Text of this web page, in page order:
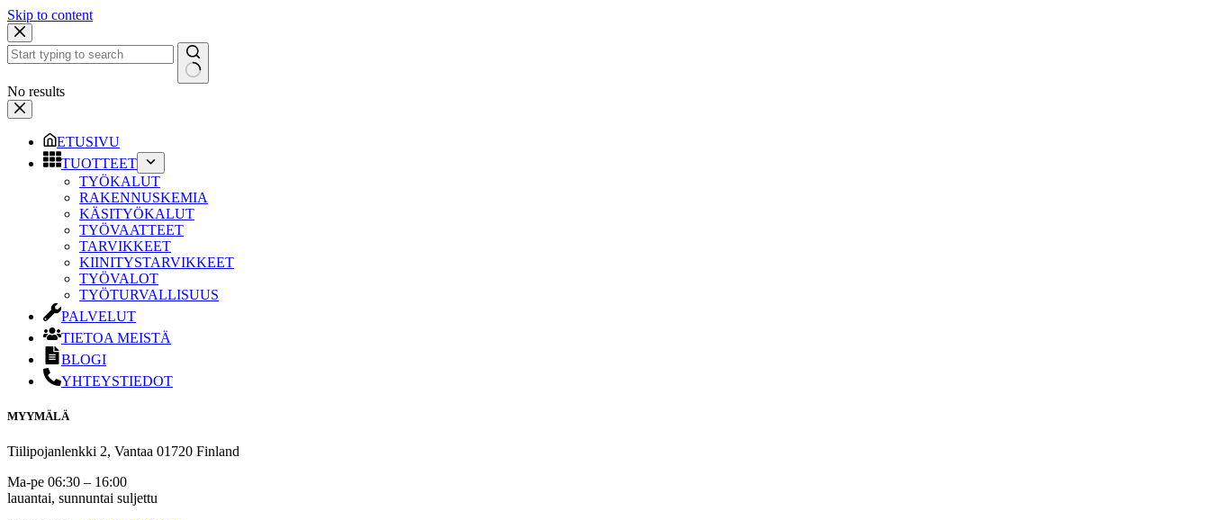
Skip to content
No results
ETUSIVU
TUOTTEET
TYÖKALUT
RAKENNUSKEMIA
KÄSITYÖKALUT
TYÖVAATTEET
TARVIKKEET
KIINITYSTARVIKKEET
TYÖVALOT
TYÖTURVALLISUUS
PALVELUT
TIETOA MEISTÄ
BLOGI
YHTEYSTIEDOT
MYYMÄLÄ
Tiilipojanlenkki 2, Vantaa 01720 Finland
Ma-pe 06:30 – 16:00
lauantai, sunnuntai suljettu